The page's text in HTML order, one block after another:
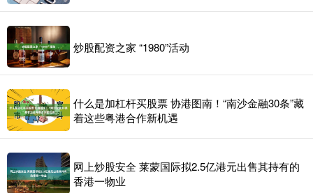
炒股配资之家 “1980”活动
什么是加杠杆买股票 协港图南！“南沙金融30条”藏
着这些粤港合作新机遇
网上炒股安全 莱蒙国际拟2.5亿港元出售其持有的
香港一物业